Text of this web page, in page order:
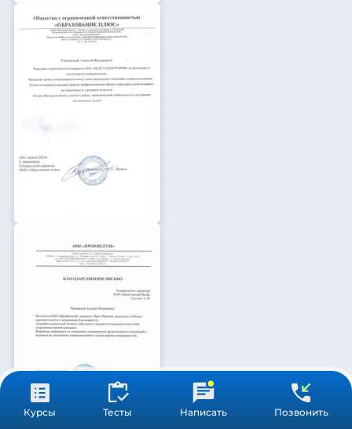
Курсы Тесты Написать Позвонить